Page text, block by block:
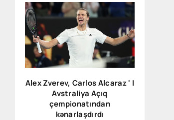
Alex Zverev, Carlos Alcaraz ' I
Avstraliya Açıq
çempionatından
kənarlaşdırdı